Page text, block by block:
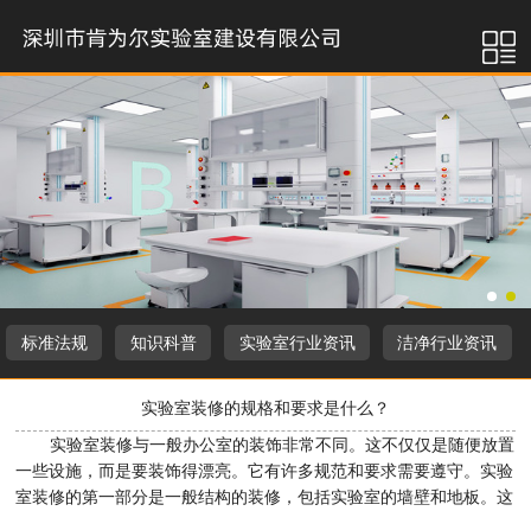
标准法规 知识科普 实验室行业资讯 洁净行业资讯
实验室装修的规格和要求是什么？
实验室装修与一般办公室的装饰非常不同。这不仅仅是随便放置
一些设施，而是要装饰得漂亮。它有许多规范和要求需要遵守。实验
室装修的第一部分是一般结构的装修，包括实验室的墙壁和地板。这